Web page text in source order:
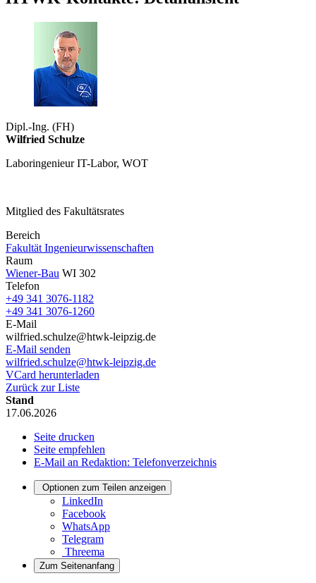
Dipl.-Ing. (FH)
Wilfried Schulze
Laboringenieur IT-Labor, WOT
Mitglied des Fakultätsrates
Bereich
Fakultät Ingenieurwissenschaften
Raum
Wiener-Bau WI 302
Telefon
+49 341 3076-1182
+49 341 3076-1260
E-Mail
wilfried.schulze@htwk-leipzig.de
E-Mail senden
wilfried.schulze@htwk-leipzig.de
VCard herunterladen
Zurück zur Liste
Stand
17.06.2026
Seite drucken
Seite empfehlen
E-Mail an Redaktion: Telefonverzeichnis
Optionen zum Teilen anzeigen
LinkedIn
Facebook
WhatsApp
Telegram
Threema
Zum Seitenanfang